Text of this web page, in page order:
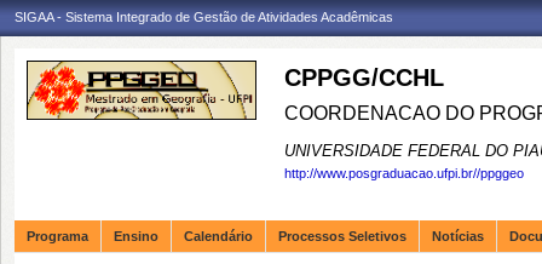
SIGAA - Sistema Integrado de Gestão de Atividades Acadêmicas
CPPGG/CCHL
COORDENACAO DO
UNIVERSIDADE FEDERAL DO
http://www.posgraduacao.ufpi.br//ppggeo
Programa Ensino Calendário Processos Seletivos Notícias